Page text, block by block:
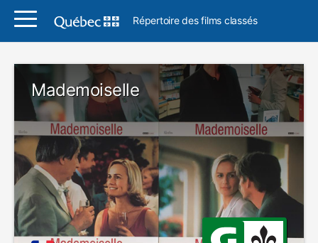
Répertoire des films classés
Mademoiselle